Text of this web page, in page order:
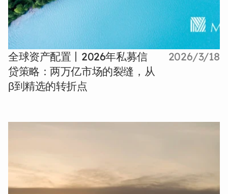
全球资产配置丨2026年私募信
贷策略：两万亿市场的裂缝，从
β到精选的转折点
2026/3/18